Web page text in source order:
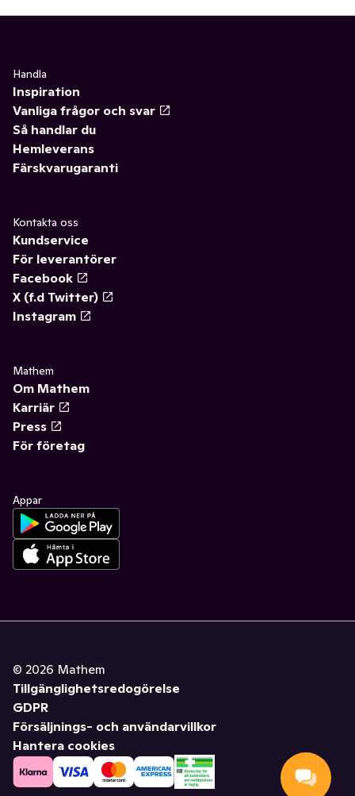
Handla
Inspiration
Vanliga frågor och svar
Så handlar du
Hemleverans
Färskvarugaranti
Kontakta oss
Kundservice
För leverantörer
Facebook
X (f.d Twitter)
Instagram
Mathem
Om Mathem
Karriär
Press
För företag
Appar
© 2026 Mathem
Tillgänglighetsredogörelse
GDPR
Försäljnings- och användarvillkor
Hantera cookies